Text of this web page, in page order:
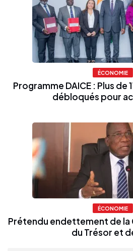
ÉCONOMIE
Programme DAICE : Plus de
débloqués pour
ÉCONOMIE
Prétendu endettement de la
du Trésor et